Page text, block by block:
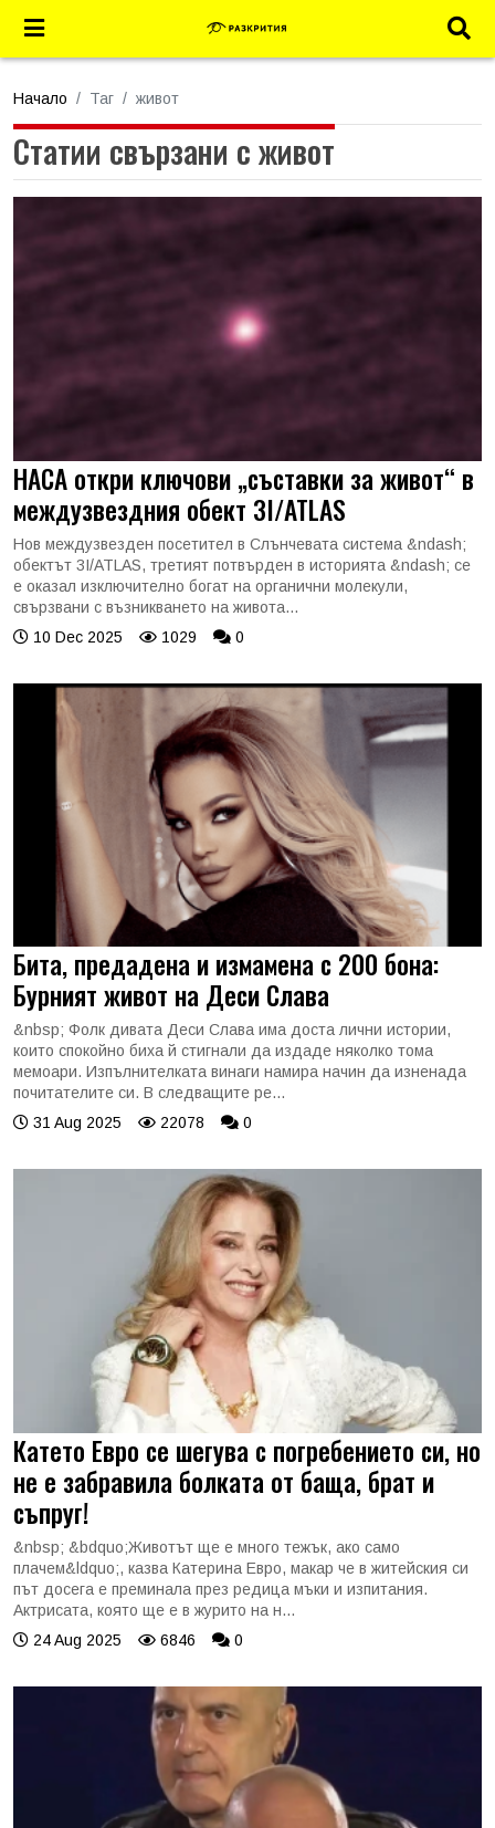
Начало Таг живот
Статии свързани с живот
НАСА откри ключови „съставки за живот“ в
междузвездния обект 3I/ATLAS
Нов междузвезден посетител в Слънчевата система &ndash;
обектът 3I/ATLAS, третият потвърден в историята &ndash; се
е оказал изключително богат на органични молекули,
свързвани с възникването на живота...
10 Dec 2025
1029 0
Бита, предадена и измамена с 200 бона:
Бурният живот на Деси Слава
&nbsp; Фолк дивата Деси Слава има доста лични истории,
които спокойно биха й стигнали да издаде няколко тома
мемоари. Изпълнителката винаги намира начин да изненада
почитателите си. В следващите ре...
31 Aug 2025
22078 0
Катето Евро се шегува с погребението си, но
не е забравила болката от баща, брат и
съпруг!
&nbsp; &bdquo;Животът ще е много тежък, ако само
плачем&ldquo;, казва Катерина Евро, макар че в житейския си
път досега е преминала през редица мъки и изпитания.
Актрисата, която ще е в журито на н...
24 Aug 2025
6846 0